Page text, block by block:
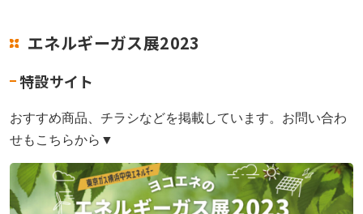
エネルギーガス展2023
特設サイト
おすすめ商品、チラシなどを掲載しています。お問い合わ
せもこちらから▼